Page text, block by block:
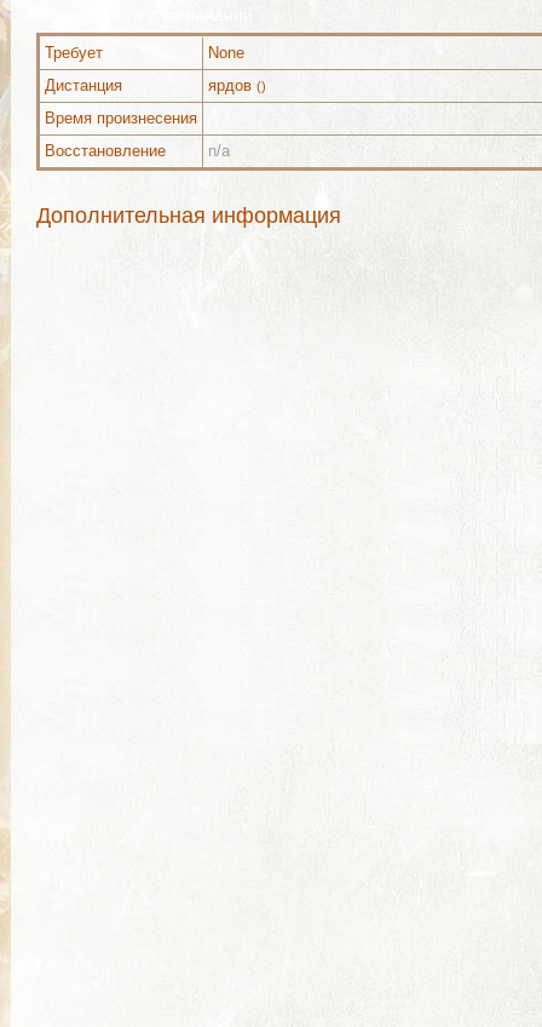
Требует
None
Дистанция
ярдов ()
Время произнесения
Восстановление
n/a
Дополнительная информация